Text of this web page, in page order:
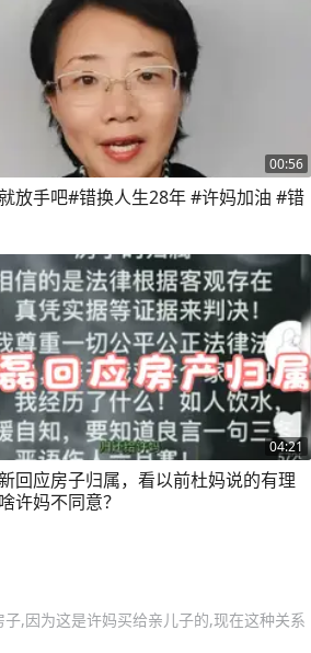
00:56
放手吧#错换人生28年 #许妈加油 #错
04:21
回应房子归属，看以前杜妈说的有理
许妈不同意？
,因为这是许妈买给亲儿子的,现在这种关系